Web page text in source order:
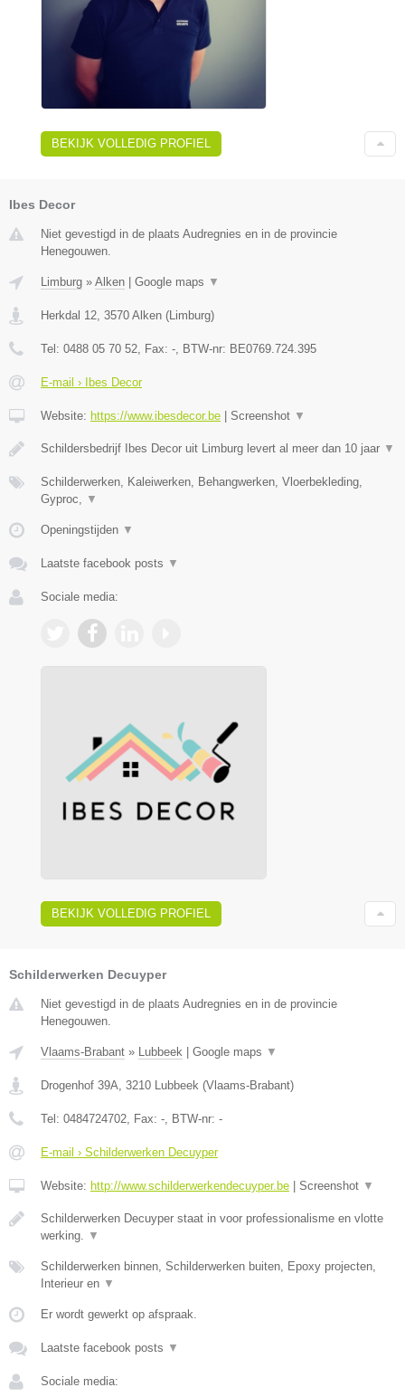
BEKIJK VOLLEDIG PROFIEL
Ibes Decor
Niet gevestigd in de plaats Audregnies en in de provincie
Henegouwen.
Limburg » Alken Google maps ▼
Herkdal 12, 3570 Alken (Limburg)
Tel: 0488 05 70 52, Fax: -, BTW-nr: BE0769.724.395
E-mail › Ibes Decor
Website: https://www.ibesdecor.be Screenshot ▼
Schildersbedrijf Ibes Decor uit Limburg levert al meer dan 10 jaar ▼
Schilderwerken, Kaleiwerken, Behangwerken, Vloerbekleding,
Gyproc, ▼
Openingstijden ▼
Laatste facebook posts ▼
Sociale media:
BEKIJK VOLLEDIG PROFIEL
Schilderwerken Decuyper
Niet gevestigd in de plaats Audregnies en in de provincie
Henegouwen.
Vlaams-Brabant » Lubbeek Google maps ▼
Drogenhof 39A, 3210 Lubbeek (Vlaams-Brabant)
Tel: 0484724702, Fax: -, BTW-nr: -
E-mail › Schilderwerken Decuyper
Website: http://www.schilderwerkendecuyper.be Screenshot ▼
Schilderwerken Decuyper staat in voor professionalisme en vlotte
werking. ▼
Schilderwerken binnen, Schilderwerken buiten, Epoxy projecten,
Interieur en ▼
Er wordt gewerkt op afspraak.
Laatste facebook posts ▼
Sociale media: